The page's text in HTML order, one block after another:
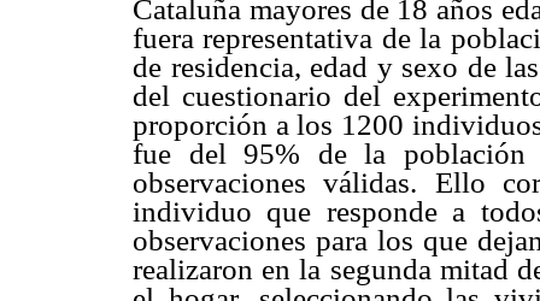
Cataluña mayores de 18 años
fuera representativa de la
de residencia, edad y sexo de
del cuestionario del
proporción a los 1200
fue del 95% de la población
observaciones válidas. Ello
individuo que responde a
observaciones para los que
realizaron en la segunda mitad